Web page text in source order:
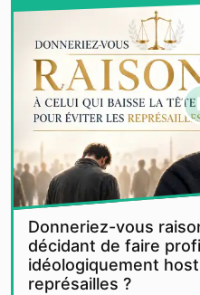
Donneriez-vous
décidant de faire
idéologiquement
représailles ?